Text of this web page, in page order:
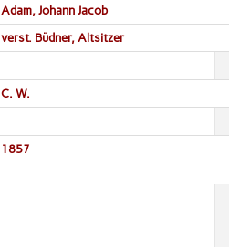
Adam, Johann Jacob
verst. Büdner, Altsitzer
C. W.
1857